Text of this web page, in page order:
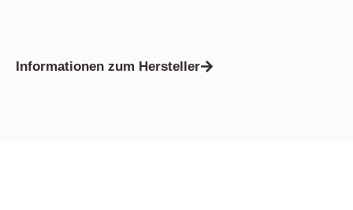
Informationen zum Hersteller